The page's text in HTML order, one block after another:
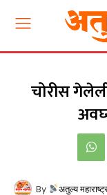
चोरीस
By अतुल्य